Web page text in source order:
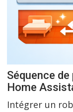
Séquence
Home
Intégrer un